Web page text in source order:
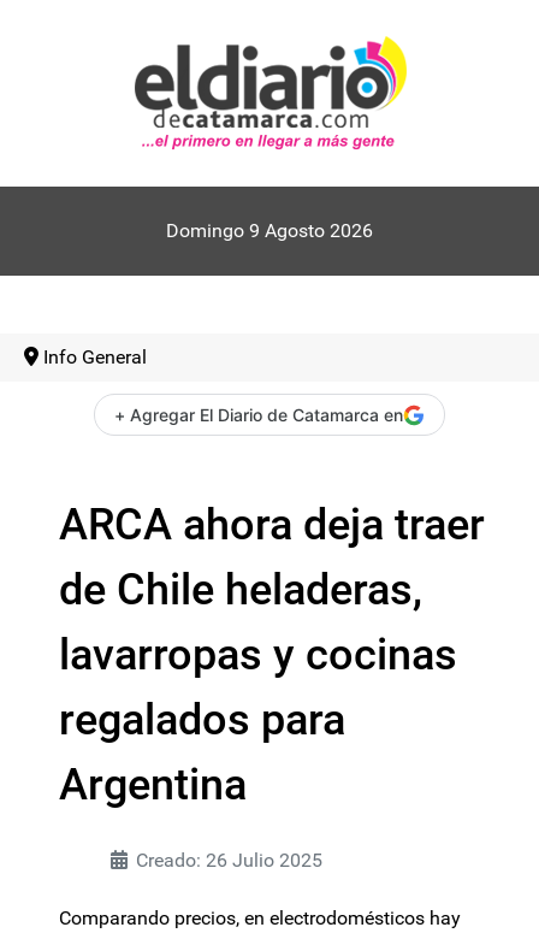
Domingo 9 Agosto 2026
Info General
+ Agregar El Diario de Catamarca en
ARCA ahora deja traer
de Chile heladeras,
lavarropas y cocinas
regalados para
Argentina
Creado: 26 Julio 2025
Comparando precios, en electrodomésticos hay